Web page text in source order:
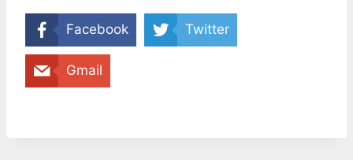
Facebook Twitter
Gmail